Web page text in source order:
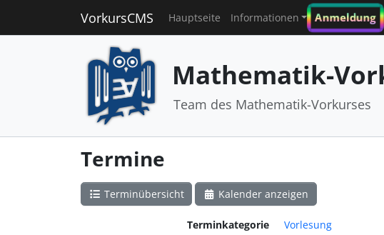
VorkursCMS Hauptseite Informationen Anmeldung
Mathematik-
Team des Mathematik-Vorkurses
Termine
Terminübersicht Kalender anzeigen
Terminkategorie
Vorlesung